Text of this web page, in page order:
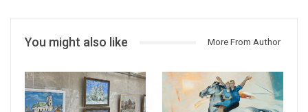
You might also like More From Author